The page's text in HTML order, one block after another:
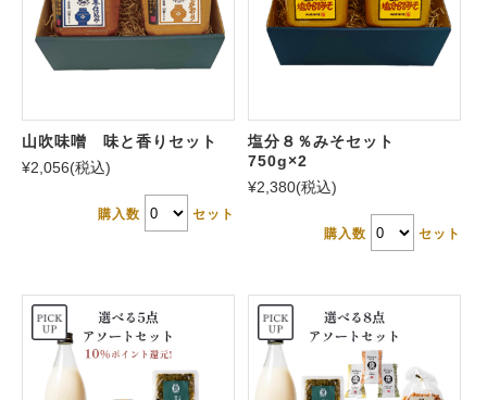
山吹味噌 味と香りセット
¥2,056(税込)
購入数 セット
塩分８％みそセット
750g×2
¥2,380(税込)
購入数 セット